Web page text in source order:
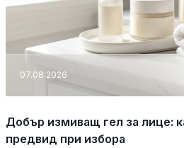
07.08.2026
Добър измиващ гел за лице:
предвид при избора